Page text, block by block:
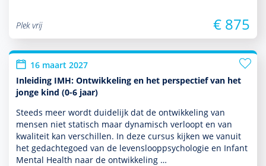
Plek vrij € 875
16 maart 2027
Inleiding IMH: Ontwikkeling en het perspectief van het
jonge kind (0-6 jaar)
Steeds meer wordt duide­lijk dat de ont­wikke­ling van
mensen niet statisch maar dynamisch verloopt en van
kwaliteit kan ver­schil­len. In deze cursus kijken we vanuit
het gedachtegoed van de levens­looppsycho­logie en Infant
Mental Health naar de ont­wikke­ling …